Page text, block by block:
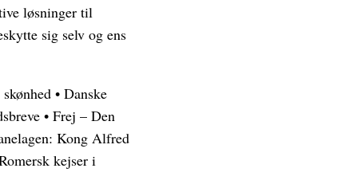
løsninger til
sig selv og ens
• Danske
• Frej – Den
Kong Alfred
kejser i